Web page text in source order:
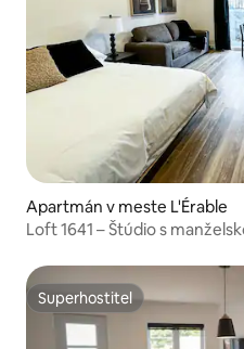
Apartmán v meste L'Érable
Loft 1641 – Štúdio s
Superhostiteľ
Superhostiteľ